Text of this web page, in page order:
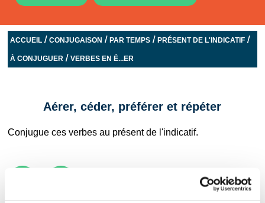
ACCUEIL /CONJUGAISON /PAR TEMPS /PRÉSENT DE L'INDICATIF /
À CONJUGUER /VERBES EN É...ER
Aérer, céder, préférer et répéter
Conjugue ces verbes au présent de l'indicatif.